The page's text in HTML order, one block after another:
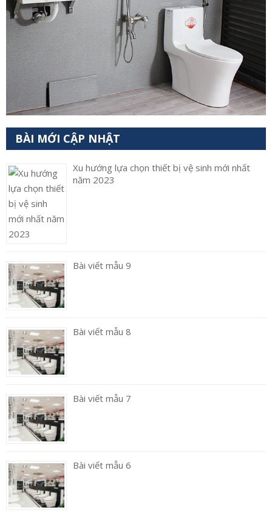
BÀI MỚI CẬP NHẬT
Xu hướng lựa chọn thiết bị vệ sinh mới nhất
năm 2023
Bài viết mẫu 9
Bài viết mẫu 8
Bài viết mẫu 7
Bài viết mẫu 6